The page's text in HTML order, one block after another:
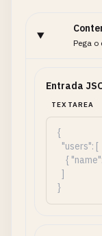
Pega o
Entrada
TEXTAREA